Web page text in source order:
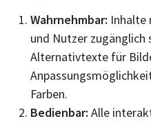
Wahrnehmbar: Inhalte
und Nutzer zugänglich
Alternativtexte für
Farben.
Bedienbar: Alle